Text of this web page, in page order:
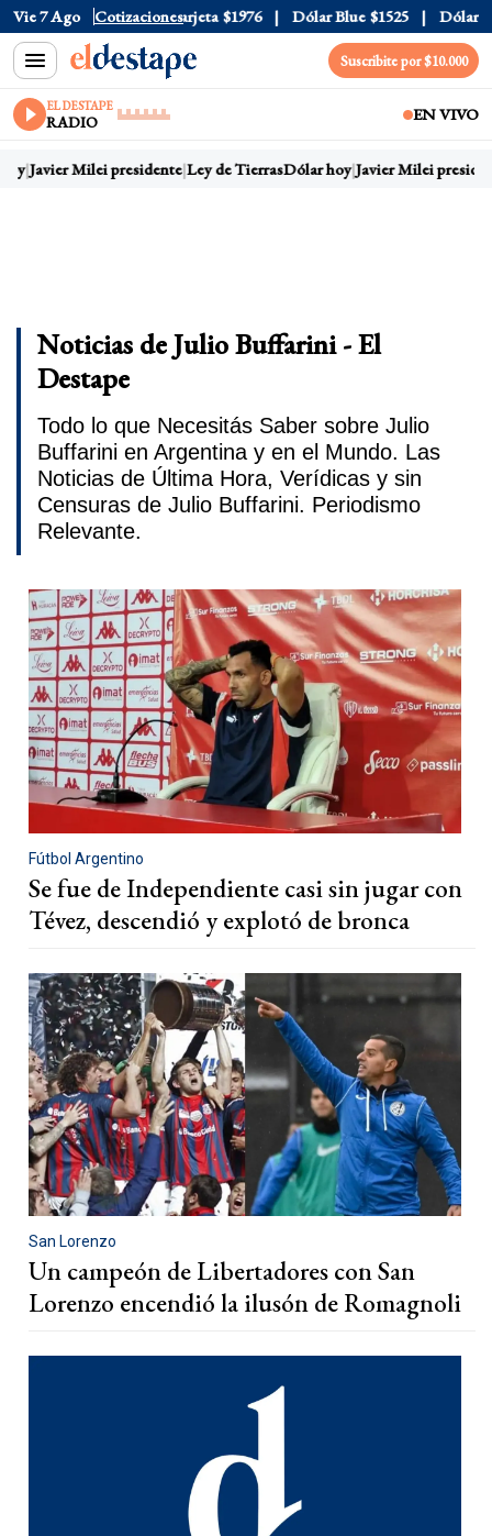
Vie 7 Ago Cotizaciones
$1520 Dólar Tarjeta $1976 Dólar Blue $1525 Dólar CCL
Suscribite por $10.000
EL DESTAPE
RADIO EN VIVO
Javier Milei presidente Ley de TierrasDólar hoy Javier Milei
Noticias de Julio Buffarini - El
Destape
Todo lo que Necesitás Saber sobre Julio
Buffarini en Argentina y en el Mundo. Las
Noticias de Última Hora, Verídicas y sin
Censuras de Julio Buffarini. Periodismo
Relevante.
Fútbol Argentino
Se fue de Independiente casi sin jugar con
Tévez, descendió y explotó de bronca
San Lorenzo
Un campeón de Libertadores con San
Lorenzo encendió la ilusón de Romagnoli